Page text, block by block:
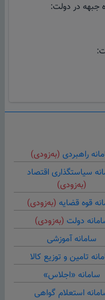
جبهه در دولت:
راهبردی (به‌زودی)
سیاستگذاری اقتصاد
(به‌زودی)
قوه قضایه (به‌زودی)
دولت (به‌زودی)
سامانه آموزشی
تامین و توزیع کالا
سامانه «اجلاس»
استعلام گواهی